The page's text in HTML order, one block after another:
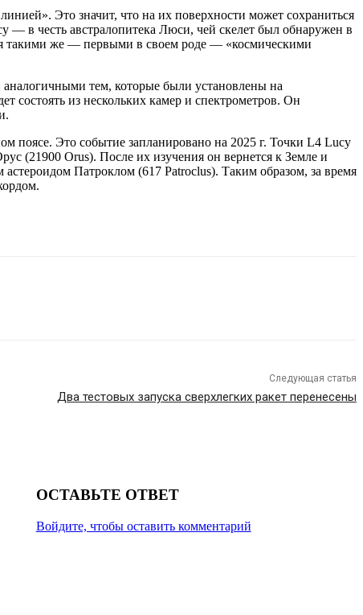
Это значит, что на их поверхности может сохраниться
— в честь австралопитека Люси, чей скелет был обнаружен в
такими же — первыми в своем роде — «космическими
аналогичными тем, которые были установлены на
состоять из нескольких камер и спектрометров. Он
поясе. Это событие запланировано на 2025 г. Точки L4 Lucy
(21900 Orus). После их изучения он вернется к Земле и
Патроклом (617 Patroclus). Таким образом, за время
Следующая статья
Два тестовых запуска сверхлегких ракет перенесены
ОСТАВЬТЕ ОТВЕТ
Войдите, чтобы оставить комментарий